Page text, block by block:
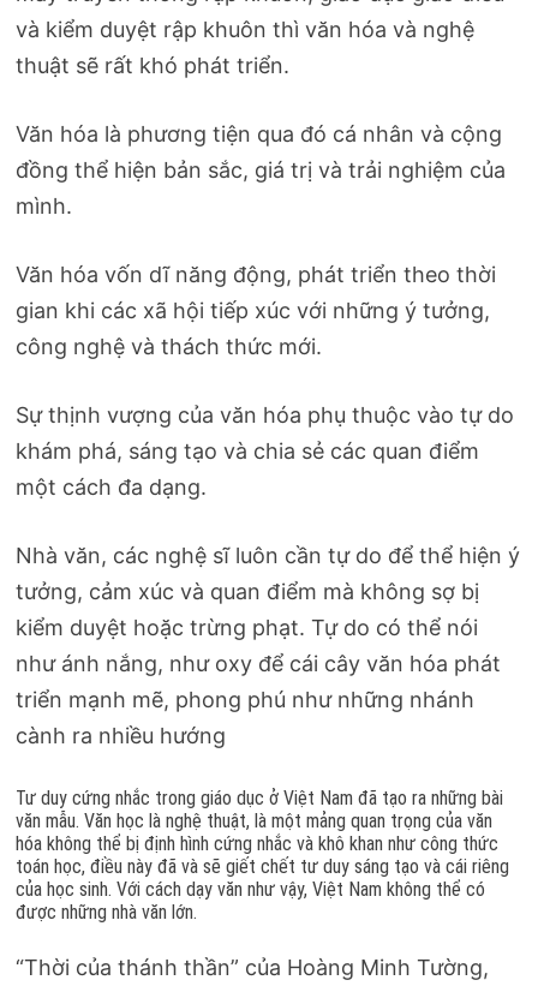
và kiểm duyệt rập khuôn thì văn hóa và nghệ
thuật sẽ rất khó phát triển.
Văn hóa là phương tiện qua đó cá nhân và cộng
đồng thể hiện bản sắc, giá trị và trải nghiệm của
mình.
Văn hóa vốn dĩ năng động, phát triển theo thời
gian khi các xã hội tiếp xúc với những ý tưởng,
công nghệ và thách thức mới.
Sự thịnh vượng của văn hóa phụ thuộc vào tự do
khám phá, sáng tạo và chia sẻ các quan điểm
một cách đa dạng.
Nhà văn, các nghệ sĩ luôn cần tự do để thể hiện ý
tưởng, cảm xúc và quan điểm mà không sợ bị
kiểm duyệt hoặc trừng phạt. Tự do có thể nói
như ánh nắng, như oxy để cái cây văn hóa phát
triển mạnh mẽ, phong phú như những nhánh
cành ra nhiều hướng
Tư duy cứng nhắc trong giáo dục ở Việt Nam đã tạo ra những bài
văn mẫu. Văn học là nghệ thuật, là một mảng quan trọng của văn
hóa không thể bị định hình cứng nhắc và khô khan như công thức
toán học, điều này đã và sẽ giết chết tư duy sáng tạo và cái riêng
của học sinh. Với cách dạy văn như vậy, Việt Nam không thể có
được những nhà văn lớn.
“Thời của thánh thần” của Hoàng Minh Tường,